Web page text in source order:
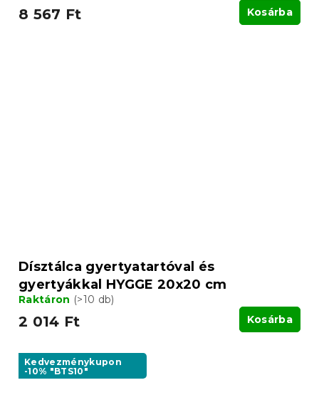
8 567 Ft Kosárba
Dísztálca gyertyatartóval és
gyertyákkal HYGGE 20x20 cm
Raktáron (>10 db)
2 014 Ft Kosárba
Kedvezménykupon
-10% "BTS10"